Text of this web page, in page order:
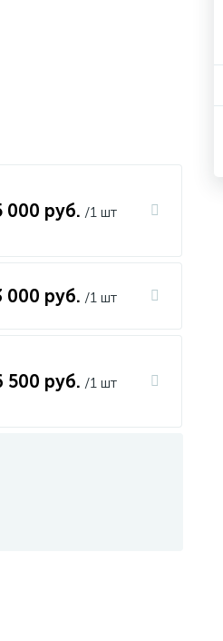
000 руб. /1 шт
000 руб. /1 шт
500 руб. /1 шт